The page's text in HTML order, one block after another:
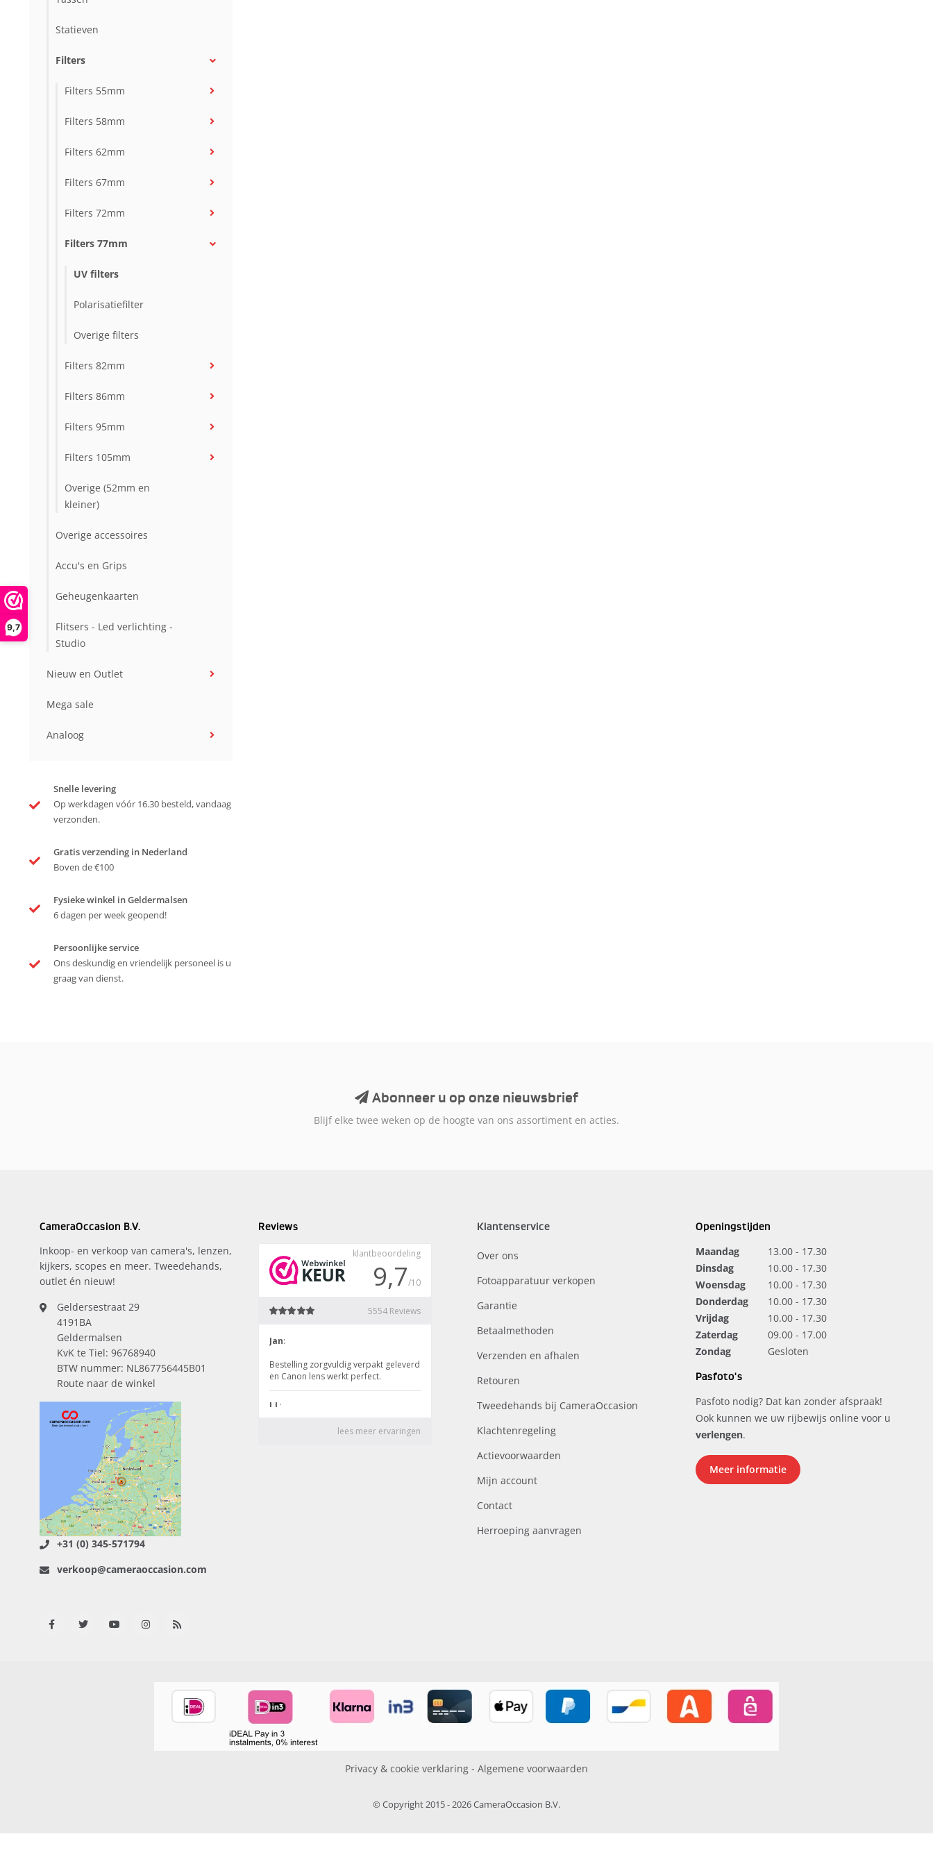
9,7
Statieven
Filters
Filters 55mm
Filters 58mm
Filters 62mm
Filters 67mm
Filters 72mm
Filters 77mm
UV filters
Polarisatiefilter
Overige filters
Filters 82mm
Filters 86mm
Filters 95mm
Filters 105mm
Overige (52mm en
kleiner)
Overige accessoires
Accu's en Grips
Geheugenkaarten
Flitsers - Led verlichting -
Studio
Nieuw en Outlet
Mega sale
Analoog
Snelle levering
Op werkdagen vóór 16.30 besteld, vandaag
verzonden.
Gratis verzending in Nederland
Boven de €100
Fysieke winkel in Geldermalsen
6 dagen per week geopend!
Persoonlijke service
Ons deskundig en vriendelijk personeel is u
graag van dienst.
Abonneer u op onze nieuwsbrief
Blijf elke twee weken op de hoogte van ons assortiment en acties.
CameraOccasion B.V.
Inkoop- en verkoop van camera's, lenzen,
kijkers, scopes en meer. Tweedehands,
outlet én nieuw!
Geldersestraat 29
4191BA
Geldermalsen
KvK te Tiel: 96768940
BTW nummer: NL867756445B01
Route naar de winkel
+31 (0) 345-571794
verkoop@cameraoccasion.com
Reviews Klantenservice
Over ons
Fotoapparatuur verkopen
Garantie
Betaalmethoden
Verzenden en afhalen
Retouren
Tweedehands bij CameraOccasion
Klachtenregeling
Actievoorwaarden
Mijn account
Contact
Herroeping aanvragen
Openingstijden
Maandag
13.00 - 17.30
Dinsdag
10.00 - 17.30
Woensdag
10.00 - 17.30
Donderdag
10.00 - 17.30
Vrijdag
10.00 - 17.30
Zaterdag
09.00 - 17.00
Zondag
Gesloten
Pasfoto's
Pasfoto nodig? Dat kan zonder afspraak!
Ook kunnen we uw rijbewijs online voor u
verlengen.
Meer informatie
Privacy & cookie verklaring - Algemene voorwaarden
© Copyright 2015 - 2026 CameraOccasion B.V.